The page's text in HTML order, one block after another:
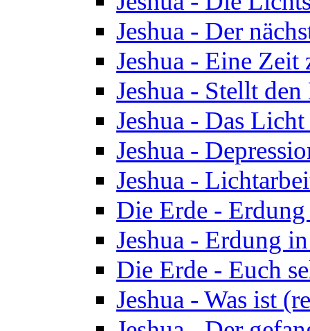
Jeshua - Der
Jeshua - Eine Zeit
Jeshua - Stellt
Jeshua - Das
Jeshua -
Jeshua -
Die Erde -
Jeshua - Erdung
Die Erde - Euch
Jeshua - Was ist